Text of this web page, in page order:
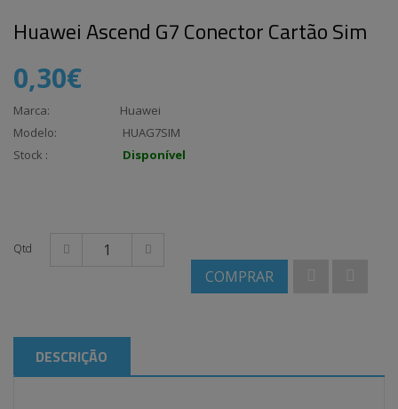
Huawei Ascend G7 Conector Cartão Sim
0,30€
Marca:
Huawei
Modelo:
HUAG7SIM
Stock :
Disponível
Qtd
COMPRAR
DESCRIÇÃO